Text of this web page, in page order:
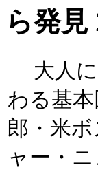
ら発見
大人
わる基
郎・米
ャー・